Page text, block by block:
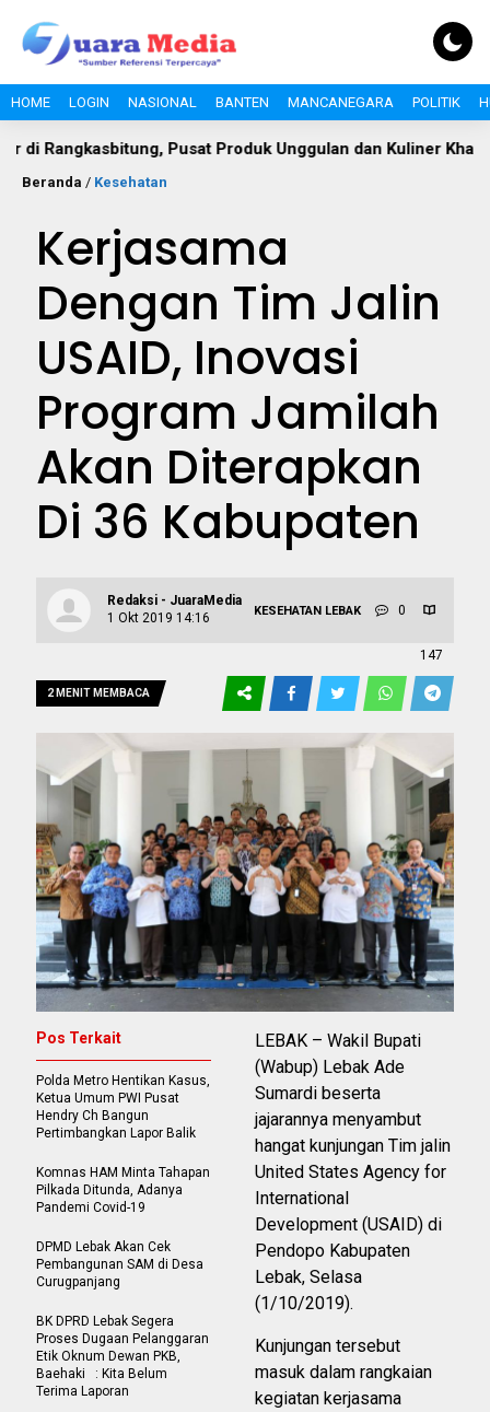
HOME LOGIN NASIONAL BANTEN MANCANEGARA POLITIK
Pusat Produk Unggulan dan Kuliner Khas Lebak
Beranda / Kesehatan
Kerjasama
Dengan Tim Jalin
USAID, Inovasi
Program Jamilah
Akan Diterapkan
Di 36 Kabupaten
Redaksi - JuaraMedia
1 Okt 2019 14:16
KESEHATAN LEBAK 0
147
2 MENIT MEMBACA
LEBAK – Wakil Bupati
(Wabup) Lebak Ade
Sumardi beserta
jajarannya menyambut
hangat kunjungan Tim jalin
United States Agency for
International
Development (USAID) di
Pendopo Kabupaten
Lebak, Selasa
(1/10/2019).
Kunjungan tersebut
masuk dalam rangkaian
kegiatan kerjasama
Pos Terkait
Polda Metro Hentikan Kasus,
Ketua Umum PWI Pusat
Hendry Ch Bangun
Pertimbangkan Lapor Balik
Komnas HAM Minta Tahapan
Pilkada Ditunda, Adanya
Pandemi Covid-19
DPMD Lebak Akan Cek
Pembangunan SAM di Desa
Curugpanjang
BK DPRD Lebak Segera
Proses Dugaan Pelanggaran
Etik Oknum Dewan PKB,
Baehaki : Kita Belum
Terima Laporan